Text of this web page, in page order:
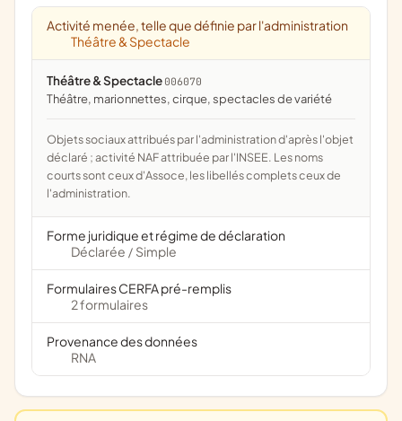
Activité menée, telle que définie par l'administration
Théâtre & Spectacle
Théâtre & Spectacle 006070
théâtre, marionnettes, cirque, spectacles de variété
Objets sociaux attribués par l'administration d'après l'objet
déclaré ; activité NAF attribuée par l'INSEE. Les noms
courts sont ceux d'Assoce, les libellés complets ceux de
l'administration.
Forme juridique et régime de déclaration
Déclarée / Simple
Formulaires CERFA pré-remplis
2 formulaires
Provenance des données
RNA